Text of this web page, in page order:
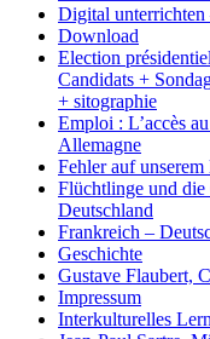
Digital unterrichten
Download
Election
Candidats +
+ sitographie
Emploi : L’accès
Allemagne
Fehler auf
Flüchtlinge und die
Deutschland
Frankreich –
Geschichte
Gustave Flaubert,
Impressum
Interkulturelles